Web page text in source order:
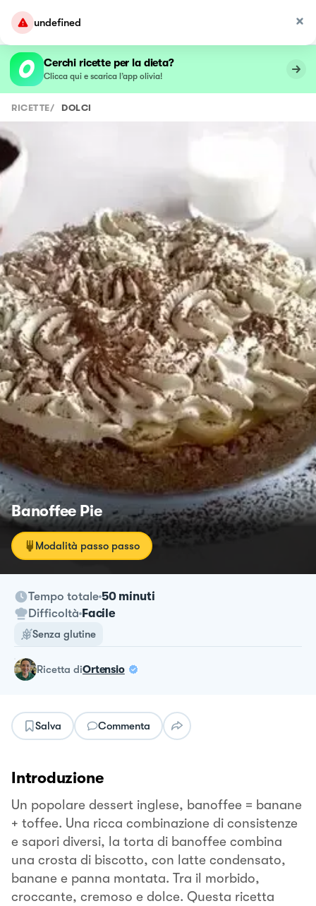
undefined
Cerchi ricette per la dieta?
Clicca qui e scarica l’app olivia!
RICETTE/ DOLCI
Banoffee Pie
Modalità passo passo
Tempo totale 50 minuti
Difficoltà Facile
Senza glutine
ricetta diOrtensio
Salva Commenta
Introduzione
Un popolare dessert inglese, banoffee = banane
+ toffee. Una ricca combinazione di consistenze
e sapori diversi, la torta di banoffee combina
una crosta di biscotto, con latte condensato,
banane e panna montata. Tra il morbido,
croccante, cremoso e dolce. Questa ricetta